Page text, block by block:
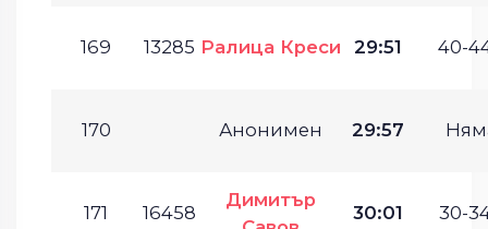
169 13285 Ралица Креси 29:51 40-
170 Анонимен 29:57
171 16458
Димитър
30:01 30-